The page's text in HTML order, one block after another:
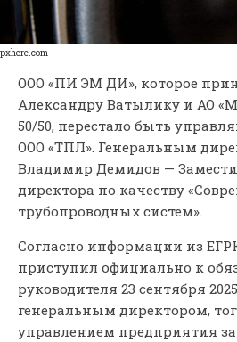
pxhere.com
ООО «ПИ ЭМ ДИ», которое
Александру Ватылику и АО
50/50, перестало быть
ООО «ТПЛ». Генеральным
Владимир Демидов —
директора по качеству
трубопроводных систем».
Согласно информации из
приступил официально к
руководителя 23 сентября
генеральным директором,
управлением предприятия